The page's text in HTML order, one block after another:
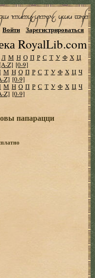
RoyalLib.com
Войти Зарегистрироваться
Л М Н О П Р С Т У Ф Х Ц
[A-Z] [0-9]
М Н О П Р С Т У Ф Х Ц Ч
Z] [0-9]
М Н О П Р С Т У Ф Х Ц Ч
Z] [0-9]
папарацци